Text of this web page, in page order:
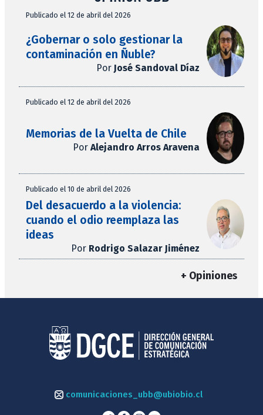
Publicado el 12 de abril del 2026
¿Gobernar o solo gestionar la
contaminación en Ñuble?
Por José Sandoval Díaz
Publicado el 12 de abril del 2026
Memorias de la Vuelta de Chile
Por Alejandro Arros Aravena
Publicado el 10 de abril del 2026
Del desacuerdo a la violencia:
cuando el odio reemplaza las
ideas
Por Rodrigo Salazar Jiménez
+ Opiniones
comunicaciones_ubb@ubiobio.cl